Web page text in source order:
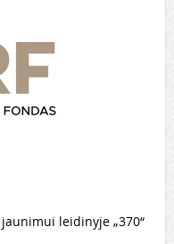
leidinyje „370“